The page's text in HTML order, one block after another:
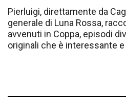
Pierluigi, direttamente da
generale di Luna Rossa,
avvenuti in Coppa, episodi
originali che è interessante